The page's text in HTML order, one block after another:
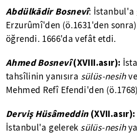
Abdülkādir Bosnevî: İstanbul'a
Erzurûmî'den (ö.1631'den sonra)
öğrendi. 1666'da vefât etdi.
Ahmed Bosnevî(XVIII.asır):
tahsîlinin yanısıra sülüs-nesih
Mehmed Refî Efendi'den (ö.1768)
Derviş Hüsâmeddin (XVII.asır):
İstanbul'a gelerek sülüs-nesih